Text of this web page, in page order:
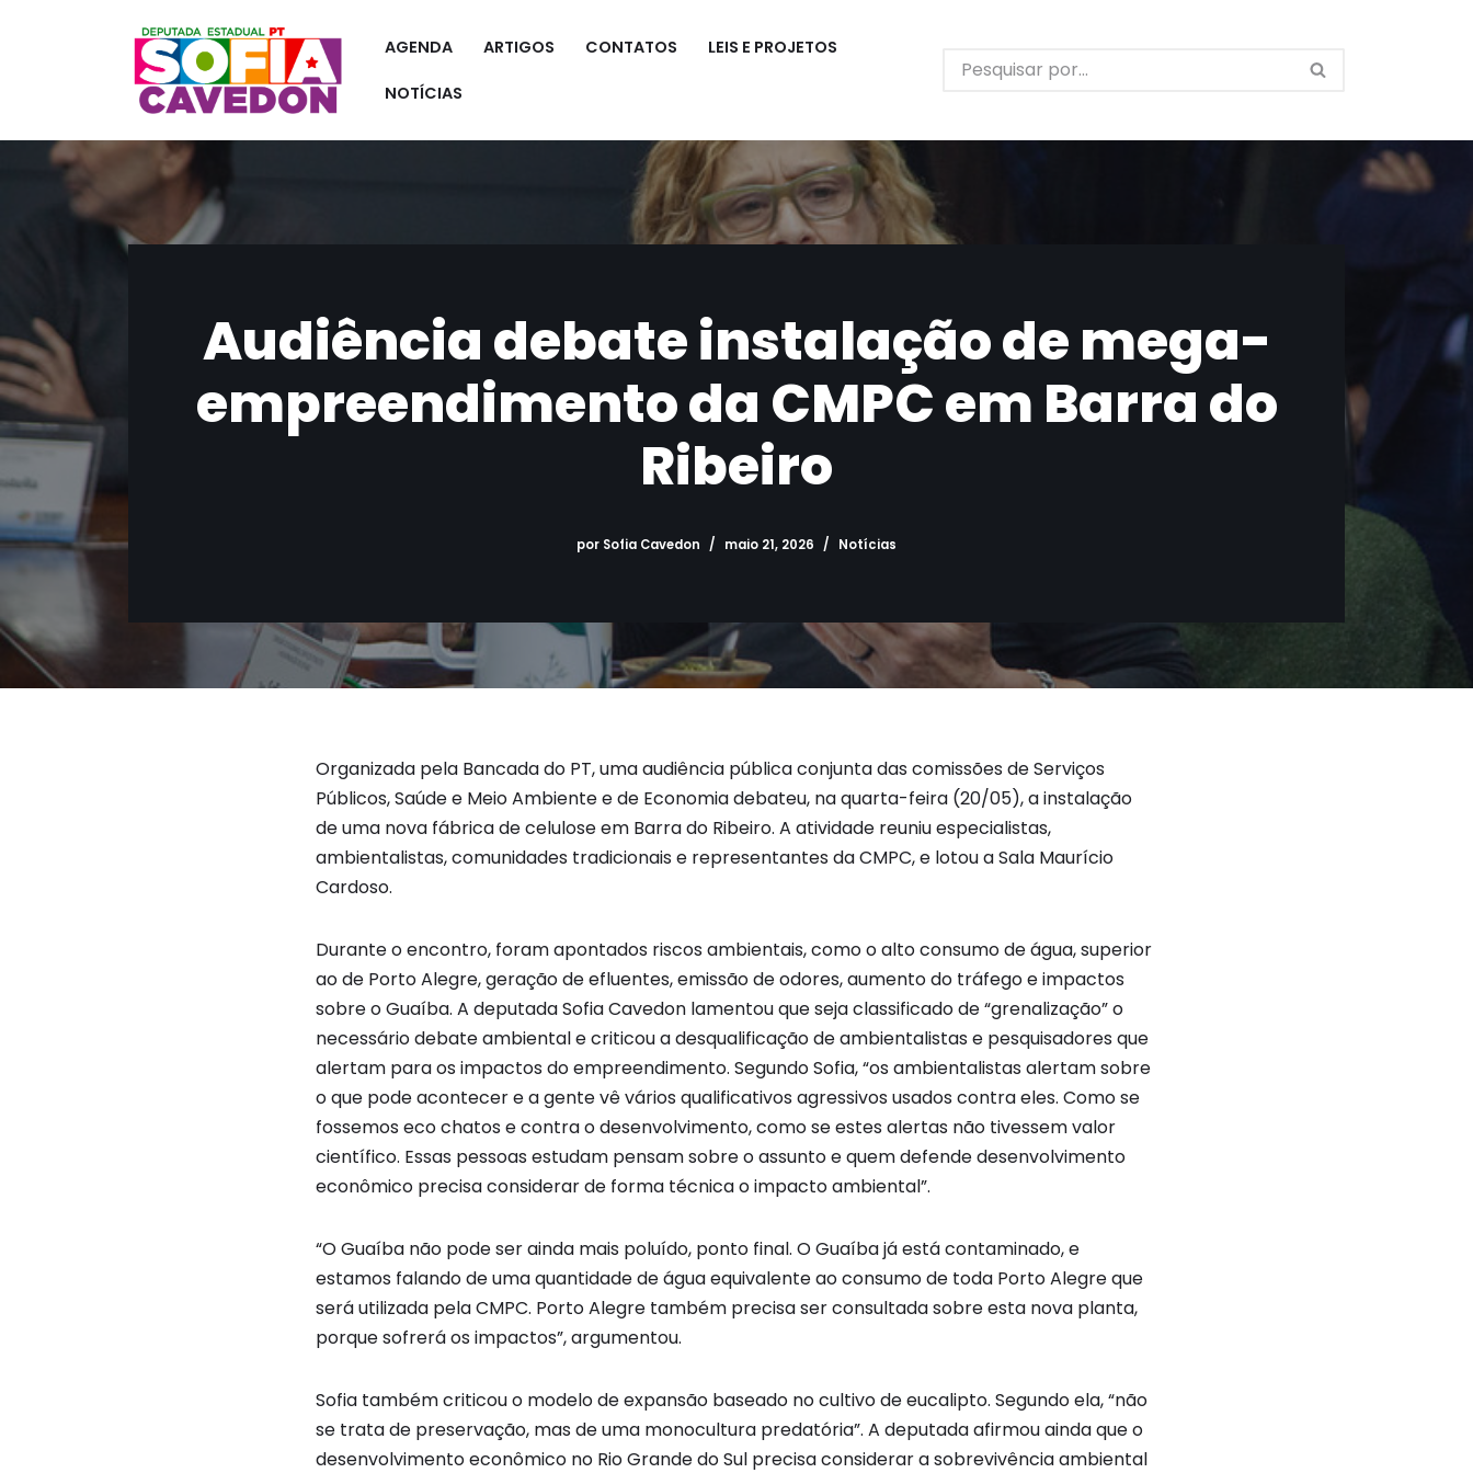
conteúdo
AGENDA ARTIGOS CONTATOS LEIS E PROJETOS
NOTÍCIAS
Audiência debate instalação de mega-
empreendimento da CMPC em Barra do
Ribeiro
por Sofia Cavedon maio 21, 2026 Notícias
Organizada pela Bancada do PT, uma audiência pública conjunta das comissões de Serviços
Públicos, Saúde e Meio Ambiente e de Economia debateu, na quarta-feira (20/05), a instalação
de uma nova fábrica de celulose em Barra do Ribeiro. A atividade reuniu especialistas,
ambientalistas, comunidades tradicionais e representantes da CMPC, e lotou a Sala Maurício
Cardoso.
Durante o encontro, foram apontados riscos ambientais, como o alto consumo de água, superior
ao de Porto Alegre, geração de efluentes, emissão de odores, aumento do tráfego e impactos
sobre o Guaíba. A deputada Sofia Cavedon lamentou que seja classificado de “grenalização” o
necessário debate ambiental e criticou a desqualificação de ambientalistas e pesquisadores que
alertam para os impactos do empreendimento. Segundo Sofia, “os ambientalistas alertam sobre
o que pode acontecer e a gente vê vários qualificativos agressivos usados contra eles. Como se
fossemos eco chatos e contra o desenvolvimento, como se estes alertas não tivessem valor
científico. Essas pessoas estudam pensam sobre o assunto e quem defende desenvolvimento
econômico precisa considerar de forma técnica o impacto ambiental”.
“O Guaíba não pode ser ainda mais poluído, ponto final. O Guaíba já está contaminado, e
estamos falando de uma quantidade de água equivalente ao consumo de toda Porto Alegre que
será utilizada pela CMPC. Porto Alegre também precisa ser consultada sobre esta nova planta,
porque sofrerá os impactos”, argumentou.
Sofia também criticou o modelo de expansão baseado no cultivo de eucalipto. Segundo ela, “não
se trata de preservação, mas de uma monocultura predatória”. A deputada afirmou ainda que o
desenvolvimento econômico no Rio Grande do Sul precisa considerar a sobrevivência ambiental